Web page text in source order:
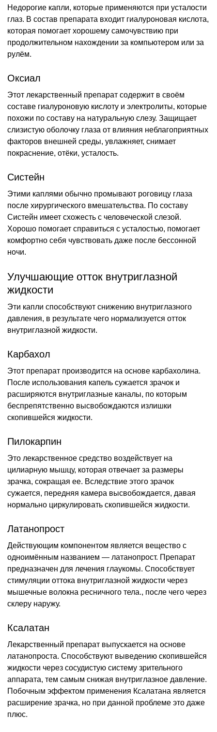
Недорогие капли, которые применяются при усталости
глаз. В состав препарата входит гиалуроновая кислота,
которая помогает хорошему самочувствию при
продолжительном нахождении за компьютером или за
рулём.
Оксиал
Этот лекарственный препарат содержит в своём
составе гиалуроновую кислоту и электролиты, которые
похожи по составу на натуральную слезу. Защищает
слизистую оболочку глаза от влияния неблагоприятных
факторов внешней среды, увлажняет, снимает
покраснение, отёки, усталость.
Систейн
Этими каплями обычно промывают роговицу глаза
после хирургического вмешательства. По составу
Систейн имеет схожесть с человеческой слезой.
Хорошо помогает справиться с усталостью, помогает
комфортно себя чувствовать даже после бессонной
ночи.
Улучшающие отток внутриглазной
жидкости
Эти капли способствуют снижению внутриглазного
давления, в результате чего нормализуется отток
внутриглазной жидкости.
Карбахол
Этот препарат производится на основе карбахолина.
После использования капель сужается зрачок и
расширяются внутриглазные каналы, по которым
беспрепятственно высвобождаются излишки
скопившейся жидкости.
Пилокарпин
Это лекарственное средство воздействует на
цилиарную мышцу, которая отвечает за размеры
зрачка, сокращая ее. Вследствие этого зрачок
сужается, передняя камера высвобождается, давая
нормально циркулировать скопившейся жидкости.
Латанопрост
Действующим компонентом является вещество с
одноимённым названием — латанопрост. Препарат
предназначен для лечения глаукомы. Способствует
стимуляции оттока внутриглазной жидкости через
мышечные волокна ресничного тела., после чего через
склеру наружу.
Ксалатан
Лекарственный препарат выпускается на основе
латанопроста. Способствуют выведению скопившейся
жидкости через сосудистую систему зрительного
аппарата, тем самым снижая внутриглазное давление.
Побочным эффектом применения Ксалатана является
расширение зрачка, но при данной проблеме это даже
плюс.